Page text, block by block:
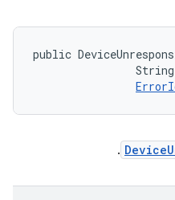
public
.